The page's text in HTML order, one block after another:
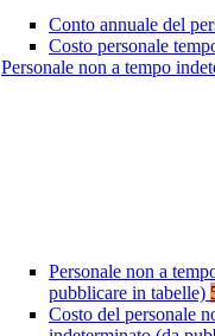
Conto annuale del
Costo personale
Personale non a tempo
Personale non a
pubblicare in tabelle)
Costo del personale